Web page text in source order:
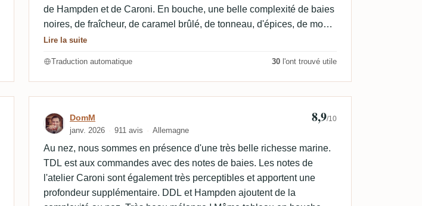
de Hampden et de Caroni. En bouche, une belle complexité de baies
noires, de fraîcheur, de caramel brûlé, de tonneau, d'épices, de moka
et de légers arômes de thé. En fin de bouche, les arômes lourds et
que doit être un Navy
Lire la suite
Traduction automatique 30 l'ont trouvé utile
Avis de DomM
DomM
janv. 2026 911 avis Allemagne
8,9/10
Au nez, nous sommes en présence d'une très belle richesse marine.
TDL est aux commandes avec des notes de baies. Les notes de
l'atelier Caroni sont également très perceptibles et apportent une
profondeur supplémentaire. DDL et Hampden ajoutent de la